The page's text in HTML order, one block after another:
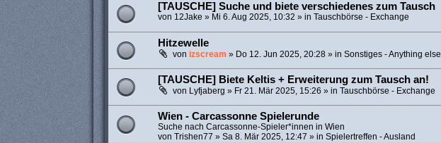
[TAUSCHE] Suche und biete verschiedenes zum Tausch
von 12Jake » Mi 6. Aug 2025, 10:32 » in Tauschbörse - Exchange
Hitzewelle
von izscream » Do 12. Jun 2025, 20:28» in Sonstiges - Anything else
[TAUSCHE] Biete Keltis + Erweiterung zum Tausch an!
von Lyfjaberg » Fr 21. Mär 2025, 15:26 » in Tauschbörse - Exchange
Wien - Carcassonne Spielerunde
Suche nach Carcassonne-Spieler*innen in Wien
von Trishen77 » Sa 8. Mär 2025, 12:47 » in Spielertreffen - Ausland